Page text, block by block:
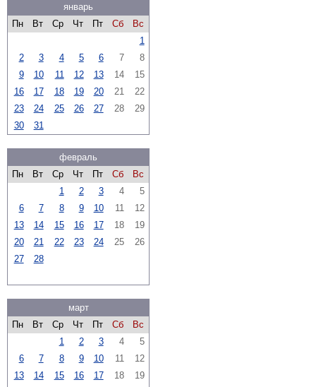
январь
Пн
Вт Ср Чт Пт Сб
Вс
1
2
3 4 5 6 7
8
9
10 11 12 13 14
15
16
17 18 19 20 21
22
23
24 25 26 27 28
29
30
31
февраль
Пн
Вт Ср Чт Пт Сб
Вс
1
2 3 4
5
6
7 8 9 10 11
12
13
14 15 16 17 18
19
20
21 22 23 24 25
26
27
28
март
Пн
Вт Ср Чт Пт Сб
Вс
1
2 3 4
5
6
7 8 9 10 11
12
13
14 15 16 17 18
19